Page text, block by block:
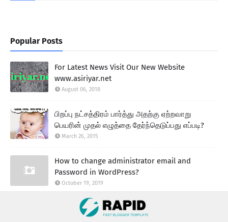
Popular Posts
For Latest News Visit Our New Website
www.asiriyar.net
August 06, 2018
பிறப்பு நட்சத்திரம் பார்த்து அதற்கு ஏற்றவாறு
பெயரின் முதல் எழுத்தை தேர்ந்தெடுப்பது எப்படி?
March 26, 2015
How to change administrator email and
Password in WordPress?
October 19, 2019